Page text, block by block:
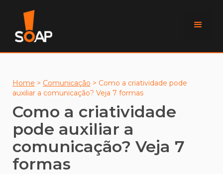
Home > Comunicação > Como a criatividade pode
auxiliar a comunicação? Veja 7 formas
Como a criatividade
pode auxiliar a
comunicação? Veja 7
formas